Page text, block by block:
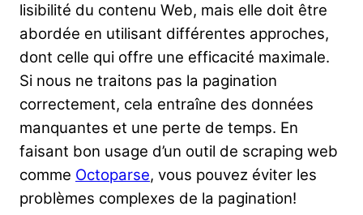
lisibilité du contenu Web, mais elle doit être
abordée en utilisant différentes approches,
dont celle qui offre une efficacité maximale.
Si nous ne traitons pas la pagination
correctement, cela entraîne des données
manquantes et une perte de temps. En
faisant bon usage d’un outil de scraping web
comme Octoparse, vous pouvez éviter les
problèmes complexes de la pagination!